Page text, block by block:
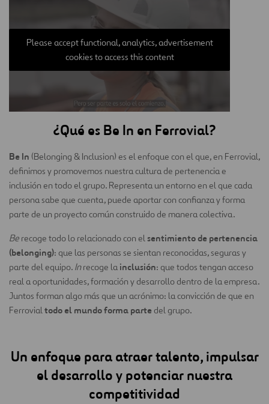
Please accept functional, analytics, advertisement
cookies to access this content
¿Qué es Be In en Ferrovial?
Be In (Belonging & Inclusion) es el enfoque con el que, en Ferrovial,
definimos y promovemos nuestra cultura de pertenencia e
inclusión en todo el grupo. Representa un entorno en el que cada
persona sabe que cuenta, puede aportar con confianza y forma
parte de un proyecto común construido de manera colectiva.
Be recoge todo lo relacionado con elsentimiento de pertenencia
(belonging): que las personas se sientan reconocidas, seguras y
parte del equipo. Inrecoge la inclusión: que todos tengan acceso
real a oportunidades, formación y desarrollo dentro de la empresa.
Juntos forman algo más que un acrónimo: la convicción de que en
Ferrovialtodo el mundo forma parte del grupo.
Un enfoque para atraer talento, impulsar
el desarrollo y potenciar nuestra
competitividad